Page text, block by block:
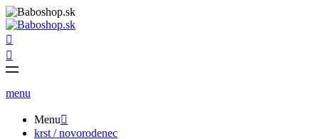


menu
Menu
krst / novorodenec